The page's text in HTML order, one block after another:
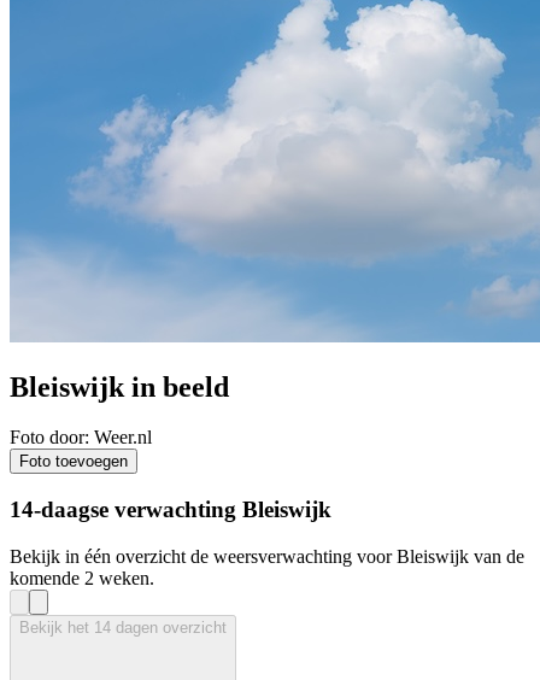
Bleiswijk in beeld
Foto door: Weer.nl
Foto toevoegen
14-daagse verwachting Bleiswijk
Bekijk in één overzicht de weersverwachting voor Bleiswijk van de
komende 2 weken.
Bekijk het 14 dagen overzicht